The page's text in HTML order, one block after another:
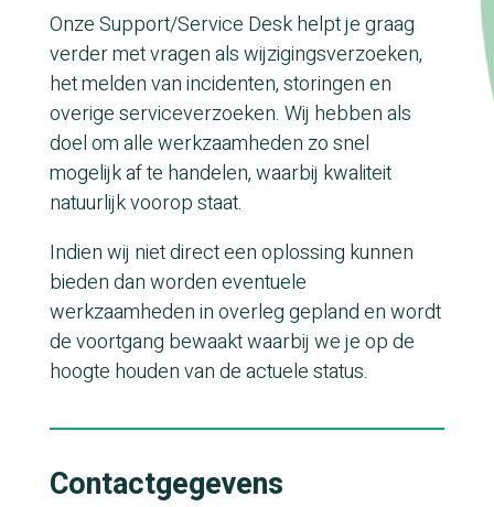
Onze Support/Service Desk helpt je graag
verder met vragen als wijzigingsverzoeken,
het melden van incidenten, storingen en
overige serviceverzoeken. Wij hebben als
doel om alle werkzaamheden zo snel
mogelijk af te handelen, waarbij kwaliteit
natuurlijk voorop staat.
Indien wij niet direct een oplossing kunnen
bieden dan worden eventuele
werkzaamheden in overleg gepland en wordt
de voortgang bewaakt waarbij we je op de
hoogte houden van de actuele status.
Contactgegevens